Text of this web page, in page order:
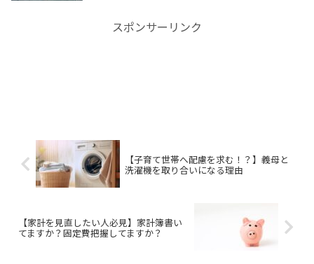
スポンサーリンク
【子育て世帯へ配慮を求む！？】義母と
洗濯機を取り合いになる理由
【家計を見直したい人必見】家計簿書い
てますか？固定費把握してますか？